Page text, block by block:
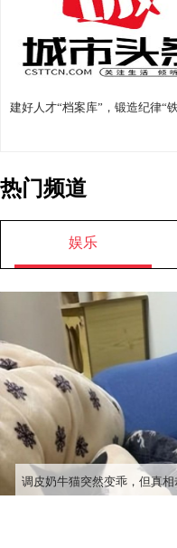
建好人才“档案库”，锻造纪律“
热门频道
娱乐
调皮奶牛猫突然变乖，但真